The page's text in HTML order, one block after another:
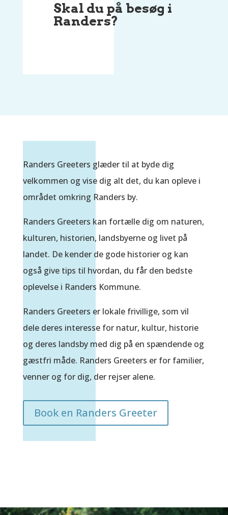
Skal du på besøg i
Randers?
Randers Greeters glæder til at byde dig
velkommen og vise dig alt det, du kan opleve i
området omkring Randers by.
Randers Greeters kan fortælle dig om naturen,
kulturen, historien, landsbyerne og livet på
landet. De kender de gode historier og kan
også give tips til hvordan, du får den bedste
oplevelse i Randers Kommune.
Randers Greeters er lokale frivillige, som vil
dele deres interesse for natur, kultur, historie
og deres landsby med dig på en spændende og
gæstfri måde. Randers Greeters er for familier,
venner og for dig, der rejser alene.
Book en Randers Greeter